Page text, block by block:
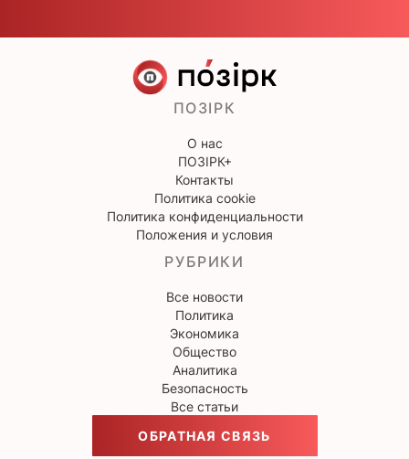
ПОЗІРК
О нас
ПОЗІРК+
Контакты
Политика cookie
Политика конфиденциальности
Положения и условия
РУБРИКИ
Все новости
Политика
Экономика
Общество
Аналитика
Безопасность
Все статьи
ОБРАТНАЯ СВЯЗЬ